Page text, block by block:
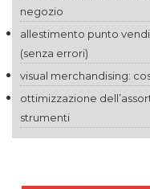
negozio
allestimento punto
(senza errori)
visual merchandising:
ottimizzazione
strumenti